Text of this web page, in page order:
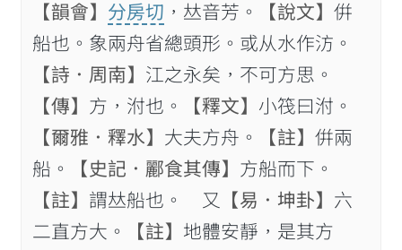
【韻會】 分房切 ，𠀤音芳。 【說文】 倂
船也。象兩舟省總頭形。或从水作汸。
【詩．周南】 江之永矣，不可方思。
【傳】 方，泭也。 【釋文】 小筏曰泭。
【爾雅．釋水】 大夫方舟。 【註】 倂兩
船。
【史記．酈食其傳】 方船而下。
【註】 謂𠀤船也。 又 【易．坤卦】 六
二直方大。
【註】 地體安靜，是其方